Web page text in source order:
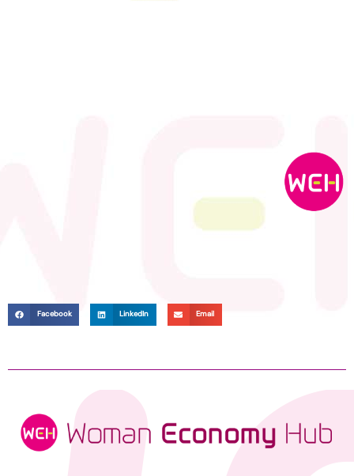
Facebook LinkedIn Email